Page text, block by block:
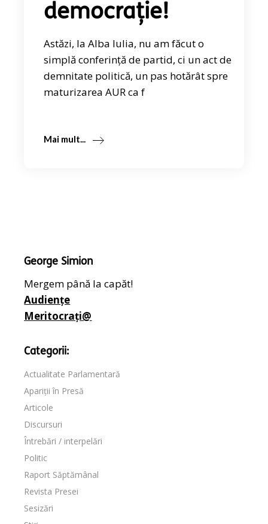
democrație!
Astăzi, la Alba Iulia, nu am făcut o
simplă conferință de partid, ci un act de
demnitate politică, un pas hotărât spre
maturizarea AUR ca f
Mai mult...
George Simion
Mergem până la capăt!
Audiențe
Meritocrați@
Categorii:
Actualitate Parlamentară
Apariții în Presă
Articole
Discursuri
Întrebări / interpelări
Politic
Raport Săptămânal
Revista Presei
Sesizări